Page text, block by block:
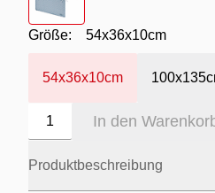
Größe: 54x36x10cm
54x36x10cm
1 In den
Produktbeschreibung